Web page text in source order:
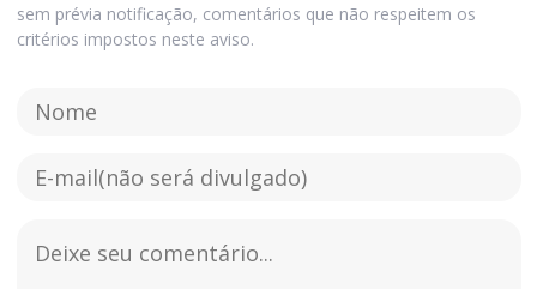
sem prévia notificação, comentários que não respeitem os
critérios impostos neste aviso.